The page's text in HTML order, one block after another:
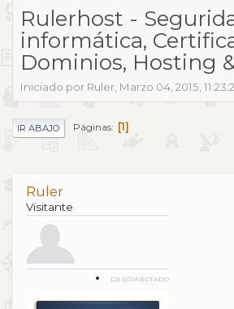
Rulerhost -
informática,
Dominios, Hosting
Iniciado por Ruler, Marzo 04, 2015,
IR ABAJO Páginas 1
Ruler
Visitante
DESCONECTADO